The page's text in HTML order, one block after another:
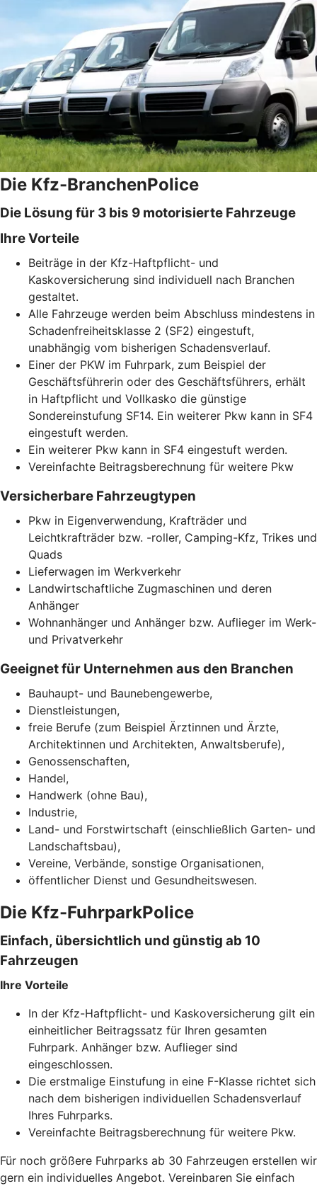
Die Kfz-BranchenPolice
Die Lösung für 3 bis 9 motorisierte Fahrzeuge
Ihre Vorteile
Beiträge in der Kfz-Haftpflicht- und
Kaskoversicherung sind individuell nach Branchen
gestaltet.
Alle Fahrzeuge werden beim Abschluss mindestens in
Schadenfreiheitsklasse 2 (SF2) eingestuft,
unabhängig vom bisherigen Schadensverlauf.
Einer der PKW im Fuhrpark, zum Beispiel der
Geschäftsführerin oder des Geschäftsführers, erhält
in Haftpflicht und Vollkasko die günstige
Sondereinstufung SF14. Ein weiterer Pkw kann in SF4
eingestuft werden.
Ein weiterer Pkw kann in SF4 eingestuft werden.
Vereinfachte Beitragsberechnung für weitere Pkw
Versicherbare Fahrzeugtypen
Pkw in Eigenverwendung, Krafträder und
Leichtkrafträder bzw. -roller, Camping-Kfz, Trikes und
Quads
Lieferwagen im Werkverkehr
Landwirtschaftliche Zugmaschinen und deren
Anhänger
Wohnanhänger und Anhänger bzw. Auflieger im Werk-
und Privatverkehr
Geeignet für Unternehmen aus den Branchen
Bauhaupt- und Baunebengewerbe,
Dienstleistungen,
freie Berufe (zum Beispiel Ärztinnen und Ärzte,
Architektinnen und Architekten, Anwaltsberufe),
Genossenschaften,
Handel,
Handwerk (ohne Bau),
Industrie,
Land- und Forstwirtschaft (einschließlich Garten- und
Landschaftsbau),
Vereine, Verbände, sonstige Organisationen,
öffentlicher Dienst und Gesundheitswesen.
Die Kfz-FuhrparkPolice
Einfach, übersichtlich und günstig ab 10
Fahrzeugen
Ihre Vorteile
In der Kfz-Haftpflicht- und Kaskoversicherung gilt ein
einheitlicher Beitragssatz für Ihren gesamten
Fuhrpark. Anhänger bzw. Auflieger sind
eingeschlossen.
Die erstmalige Einstufung in eine F-Klasse richtet sich
nach dem bisherigen individuellen Schadensverlauf
Ihres Fuhrparks.
Vereinfachte Beitragsberechnung für weitere Pkw.
Für noch größere Fuhrparks ab 30 Fahrzeugen erstellen wir
gern ein individuelles Angebot. Vereinbaren Sie einfach